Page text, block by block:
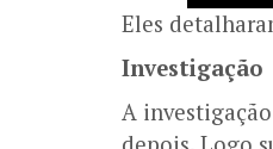
Eles
Investigação
A